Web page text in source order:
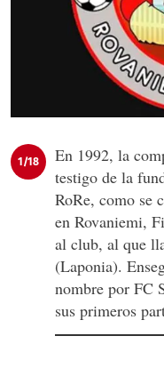
1/18
En 1992, la
testigo de la
RoRe, como se
en Rovaniemi,
al club, al que
(Laponia).
nombre por FC
sus primeros